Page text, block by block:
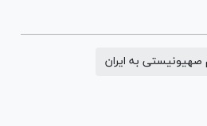
صهیونیستی به ایران